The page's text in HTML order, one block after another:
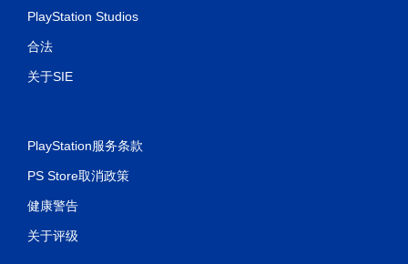
PlayStation Studios
合法
关于SIE
PlayStation服务条款
PS Store取消政策
健康警告
关于评级